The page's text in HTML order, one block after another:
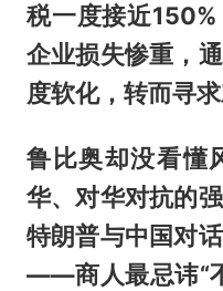
税一度接近
企业损失惨重，
度软化，转而寻求
鲁比奥却没看懂
华、对华对抗的
特朗普与中国对
——商人最忌讳“